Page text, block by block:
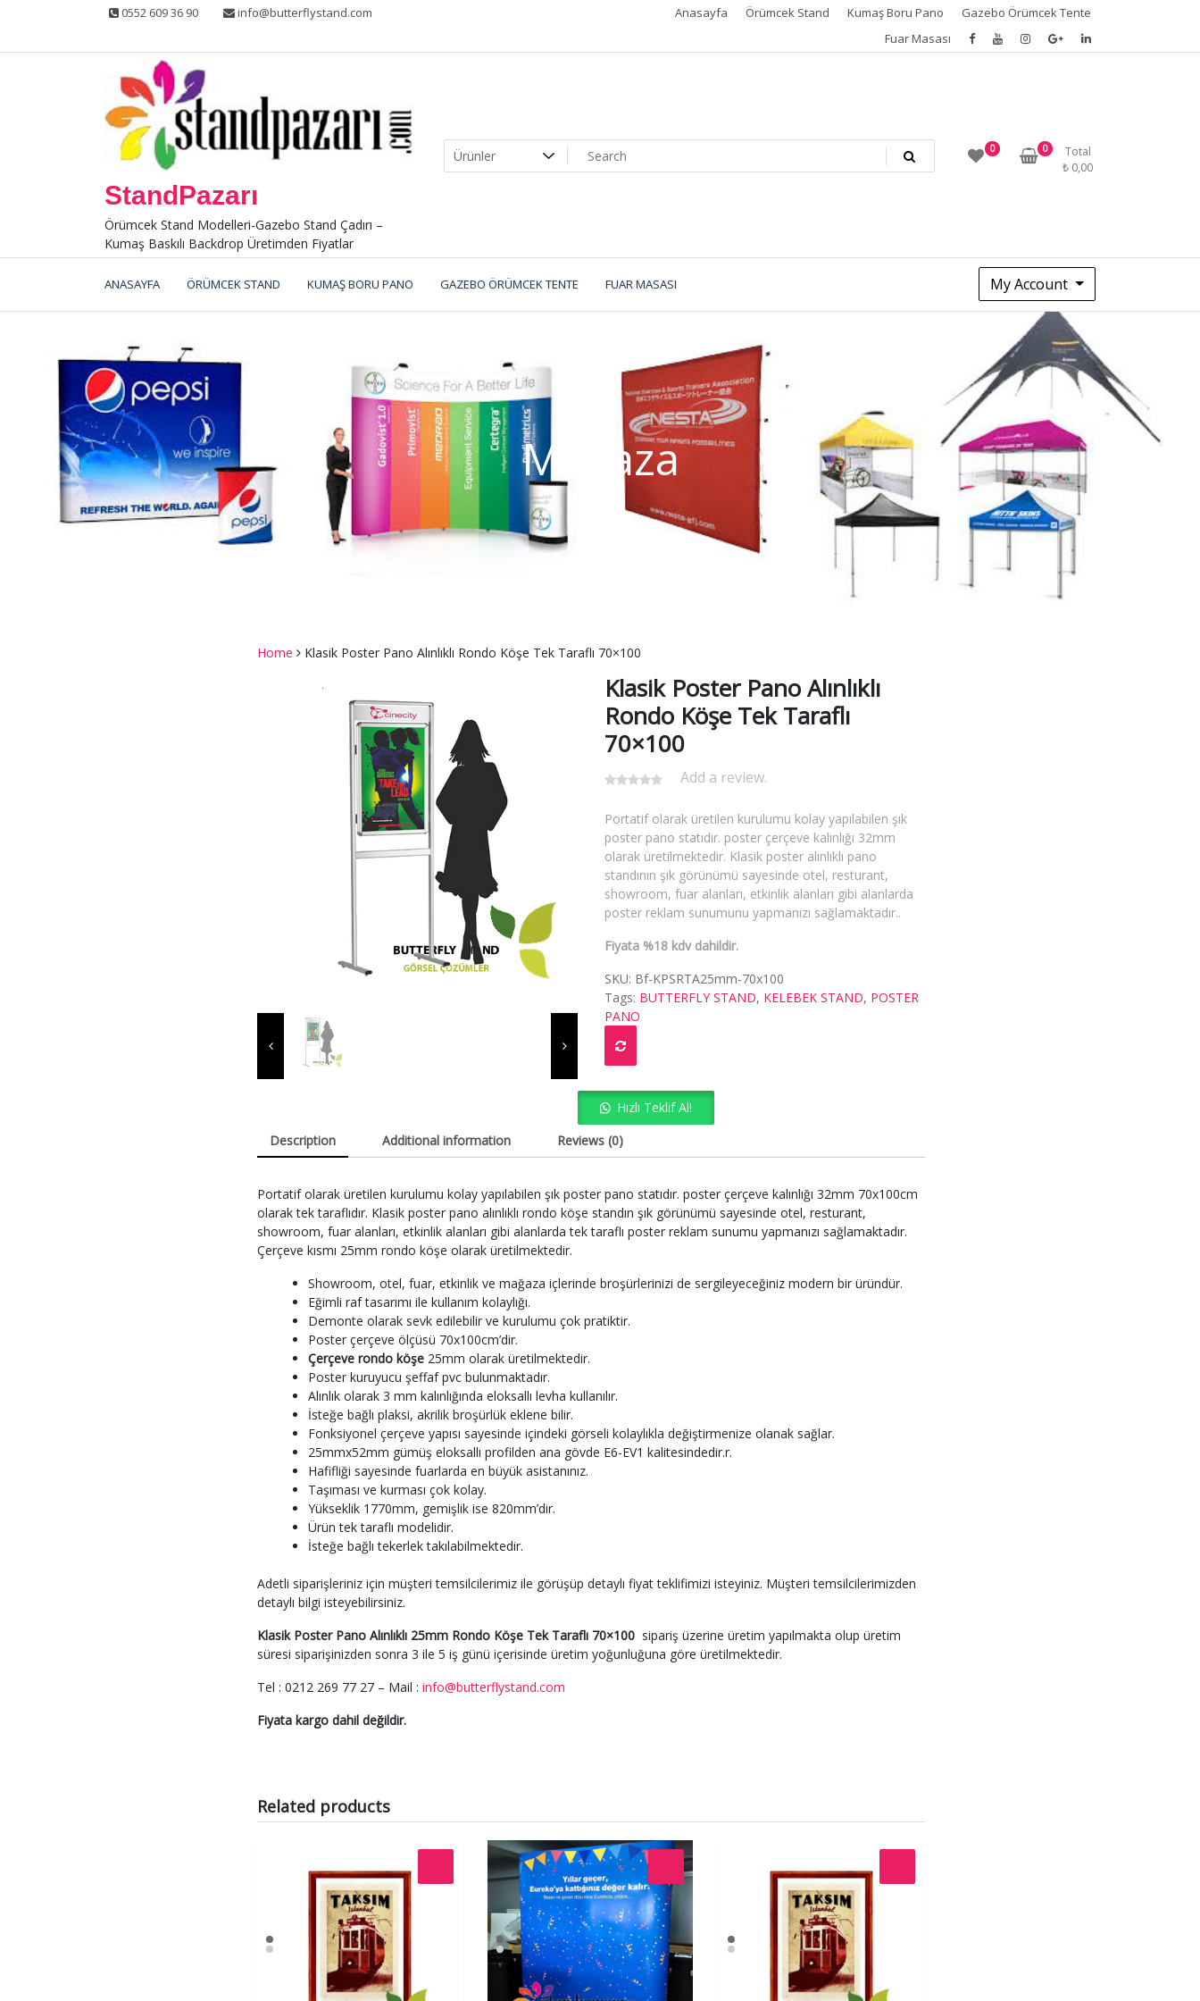
0552 609 36 90 info@butterflystand.com Anasayfa Örümcek Stand Kumaş Boru Pano
Gazebo Örümcek Tente
Fuar Masası
StandPazarı
Örümcek Stand Modelleri-Gazebo Stand Çadırı –
Kumaş Baskılı Backdrop Üretimden Fiyatlar
0 0
Total
₺ 0,00
ANASAYFA ÖRÜMCEK STAND KUMAŞ BORU PANO GAZEBO ÖRÜMCEK TENTE FUAR MASASI My Account
Mağaza
Home Klasik Poster Pano Alınlıklı Rondo Köşe Tek Taraflı 70×100
Klasik Poster Pano Alınlıklı
Rondo Köşe Tek Taraflı
70×100
Add a review.
Portatif olarak üretilen kurulumu kolay yapılabilen şık
poster pano statıdır. poster çerçeve kalınlığı 32mm
olarak üretilmektedir. Klasik poster alınlıklı pano
standının şık görünümü sayesinde otel, resturant,
showroom, fuar alanları, etkinlik alanları gibi alanlarda
poster reklam sunumunu yapmanızı sağlamaktadır..
Fiyata %18 kdv dahildir.
SKU: Bf-KPSRTA25mm-70x100
Tags: BUTTERFLY STAND, KELEBEK STAND, POSTER
PANO
Hızlı Teklif Al!
Description
Additional information Reviews (0)
Portatif olarak üretilen kurulumu kolay yapılabilen şık poster pano statıdır. poster çerçeve kalınlığı 32mm 70x100cm
olarak tek taraflıdır. Klasik poster pano alınlıklı rondo köşe standın şık görünümü sayesinde otel, resturant,
showroom, fuar alanları, etkinlik alanları gibi alanlarda tek taraflı poster reklam sunumu yapmanızı sağlamaktadır.
Çerçeve kısmı 25mm rondo köşe olarak üretilmektedir.
Showroom, otel, fuar, etkinlik ve mağaza içlerinde broşürlerinizi de sergileyeceğiniz modern bir üründür.
Eğimli raf tasarımı ile kullanım kolaylığı.
Demonte olarak sevk edilebilir ve kurulumu çok pratiktir.
Poster çerçeve ölçüsü 70x100cm’dir.
Çerçeve rondo köşe 25mm olarak üretilmektedir.
Poster kuruyucu şeffaf pvc bulunmaktadır.
Alınlık olarak 3 mm kalınlığında eloksallı levha kullanılır.
İsteğe bağlı plaksi, akrilik broşürlük eklene bilir.
Fonksiyonel çerçeve yapısı sayesinde içindeki görseli kolaylıkla değiştirmenize olanak sağlar.
25mmx52mm gümüş eloksallı profilden ana gövde E6-EV1 kalitesindedir.r.
Hafifliği sayesinde fuarlarda en büyük asistanınız.
Taşıması ve kurması çok kolay.
Yükseklik 1770mm, gemişlik ise 820mm’dir.
Ürün tek taraflı modelidir.
İsteğe bağlı tekerlek takılabilmektedir.
Adetli siparişleriniz için müşteri temsilcilerimiz ile görüşüp detaylı fiyat teklifimizi isteyiniz. Müşteri temsilcilerimizden
detaylı bilgi isteyebilirsiniz.
Klasik Poster Pano Alınlıklı 25mm Rondo Köşe Tek Taraflı 70×100 sipariş üzerine üretim yapılmakta olup üretim
süresi siparişinizden sonra 3 ile 5 iş günü içerisinde üretim yoğunluğuna göre üretilmektedir.
Tel : 0212 269 77 27 – Mail : info@butterflystand.com
Fiyata kargo dahil değildir.
Related products